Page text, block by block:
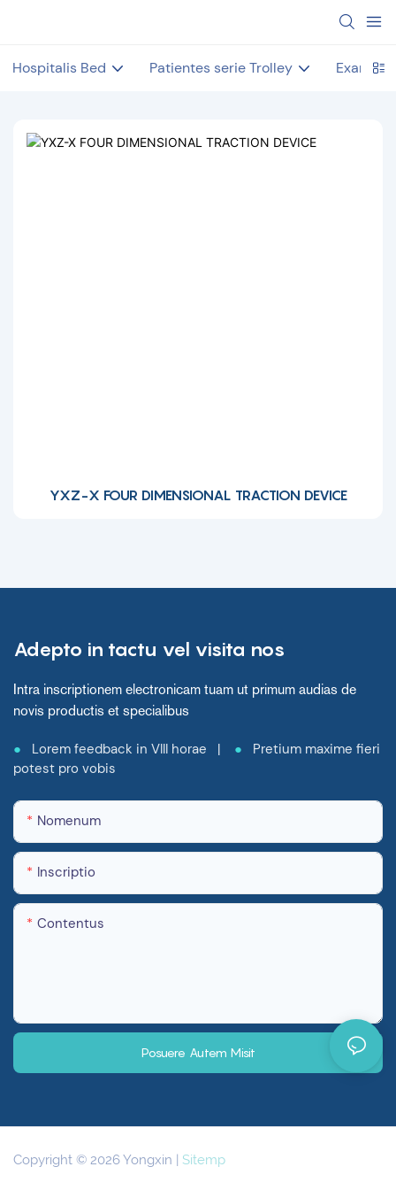
Hospitalis Bed Patientes serie Trolley Examen
YXZ-X FOUR DIMENSIONAL TRACTION DEVICE
Adepto in tactu vel visita nos
Intra inscriptionem electronicam tuam ut primum audias de
novis productis et specialibus
● Lorem feedback in VIII horae | ●
Pretium maxime fieri
potest pro vobis
Nomenum
Inscriptio
Contentus
Posuere Autem Misit
Copyright © 2026 Yongxin | Sitemp